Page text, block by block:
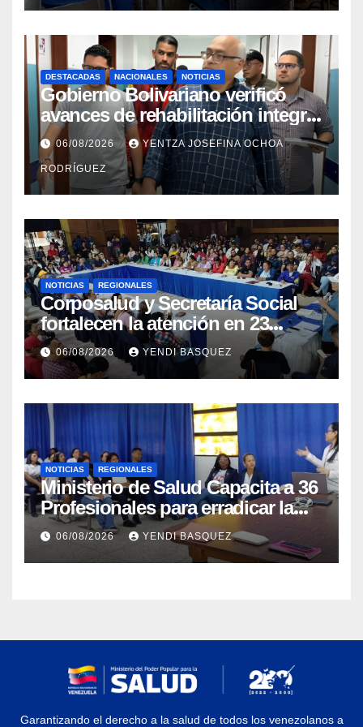
DESTACADAS NACIONALES NOTICIAS
Gobierno Bolivariano verificó
avances de rehabilitación integral
en el Hospital Dr. José María
Vargas
06/08/2026 YENTZA JOSEFINA OCHOA
RODRÍGUEZ
NOTICIAS REGIONALES
Corposalud y Secretaría Social
fortalecen la atención en 23
municipios
06/08/2026 YENDI BASQUEZ
NOTICIAS REGIONALES
Ministerio de Salud Capacita a 36
Profesionales para erradicar la
Tuberculosis en Yaracuy
06/08/2026 YENDI BASQUEZ
Garantizando el derecho a la salud de todos los venezolanos a